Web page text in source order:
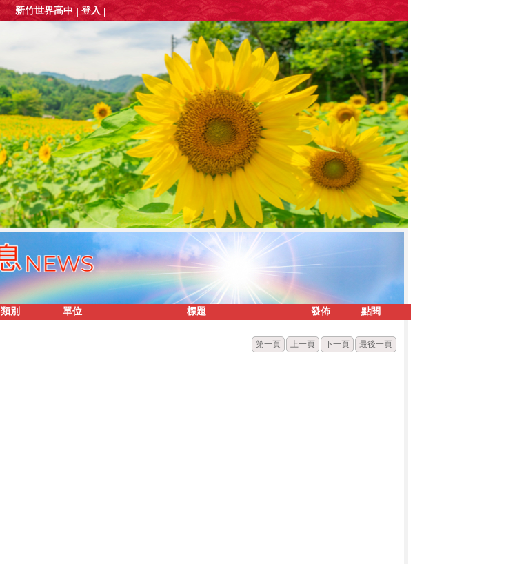
新竹世界高中 | 登入 |
類別 單位 標題 發佈 點閱
第一頁 上一頁 下一頁 最後一頁